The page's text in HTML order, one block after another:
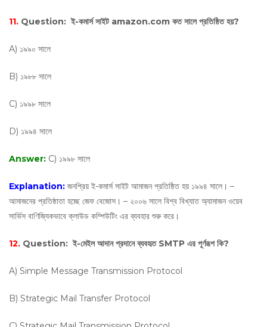
11. Question: ই-কমার্স সাইট amazon.com কত সালে প্রতিষ্ঠিত হয়?
A) ১৯৯০ সালে
B) ১৯৮৮ সালে
C) ১৯৯৮ সালে
D) ১৯৯৪ সালে
Answer: C) ১৯৯৮ সালে
Explanation: জনপ্রিয় ই-কমার্স সাইট আমাজন প্রতিষ্ঠিত হয় ১৯৯৪ সালে। –
আমাজনের প্রতিষ্ঠাতা হচ্ছে জেফ বেজোস। – ২০০৬ সালে বিশ্ব বিখ্যাত অ্যামাজন ওয়েব
সার্ভিস বাণিজ্যিকভাবে ক্লাউড কম্পিউটিং এর ব্যবহার শুরু করে।
12. Question: ই-মেইল আদান প্রদানে ব্যবহৃত SMTP এর পূর্ণরূপ কি?
A) Simple Message Transmission Protocol
B) Strategic Mail Transfer Protocol